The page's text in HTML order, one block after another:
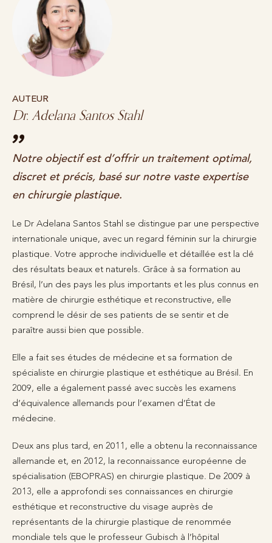
AUTEUR
Dr. Adelana Santos Stahl
Notre objectif est d’offrir un traitement optimal,
discret et précis, basé sur notre vaste expertise
en chirurgie plastique.
Le Dr Adelana Santos Stahl se distingue par une perspective
internationale unique, avec un regard féminin sur la chirurgie
plastique. Votre approche individuelle et détaillée est la clé
des résultats beaux et naturels. Grâce à sa formation au
Brésil, l’un des pays les plus importants et les plus connus en
matière de chirurgie esthétique et reconstructive, elle
comprend le désir de ses patients de se sentir et de
paraître aussi bien que possible.
Elle a fait ses études de médecine et sa formation de
spécialiste en chirurgie plastique et esthétique au Brésil. En
2009, elle a également passé avec succès les examens
d’équivalence allemands pour l’examen d’État de
médecine.
Deux ans plus tard, en 2011, elle a obtenu la reconnaissance
allemande et, en 2012, la reconnaissance européenne de
spécialisation (EBOPRAS) en chirurgie plastique. De 2009 à
2013, elle a approfondi ses connaissances en chirurgie
esthétique et reconstructive du visage auprès de
représentants de la chirurgie plastique de renommée
mondiale tels que le professeur Gubisch à l’hôpital